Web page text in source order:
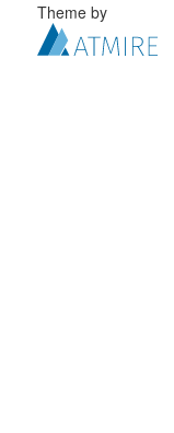
Theme by